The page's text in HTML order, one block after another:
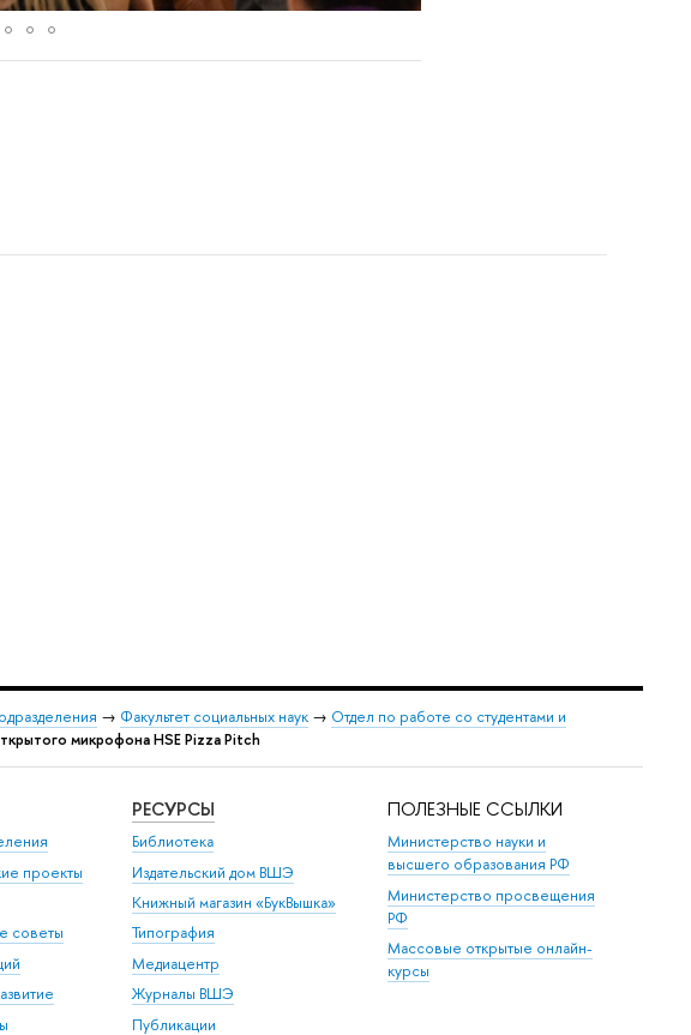
→ Факультет социальных наук → Отдел по работе со студентами и
микрофона HSE Pizza Pitch
проекты
советы
РЕСУРСЫ
Библиотека
Издательский дом ВШЭ
Книжный магазин «БукВышка»
Типография
Медиацентр
Журналы ВШЭ
Публикации
ПОЛЕЗНЫЕ ССЫЛКИ
Министерство науки и
высшего образования РФ
Министерство просвещения
РФ
Массовые открытые онлайн-
курсы